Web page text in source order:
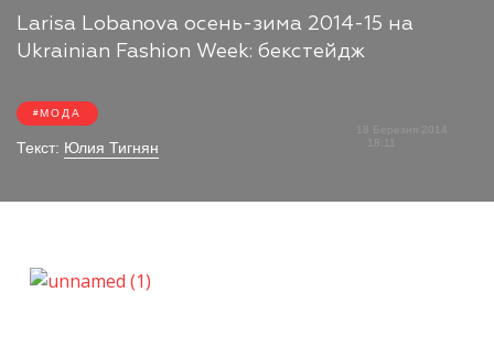
Larisa Lobanova осень-зима 2014-15 на
Ukrainian Fashion Week: бекстейдж
МОДА
Текст: Юлия Тигнян
18 Березня 2014